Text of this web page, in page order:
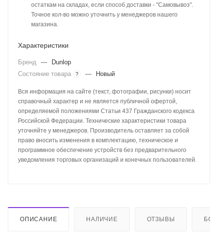
остаткам на складах, если способ доставки - "Самовывоз".
Точное кол-во можно уточнить у менеджеров нашего
магазина.
Характеристики
Бренд —
Dunlop
Состояние товара
? — Новый
Вся информация на сайте (текст, фотографии, рисунки) носит
справочный характер и не является публичной офертой,
определяемой положениями Статьи 437 Гражданского кодекса
Российской Федерации. Технические характеристики товара
уточняйте у менеджеров. Производитель оставляет за собой
право вносить изменения в комплектацию, техническое и
программное обеспечение устройств без предварительного
уведомления торговых организаций и конечных пользователей.
ОПИСАНИЕ НАЛИЧИЕ ОТЗЫВЫ